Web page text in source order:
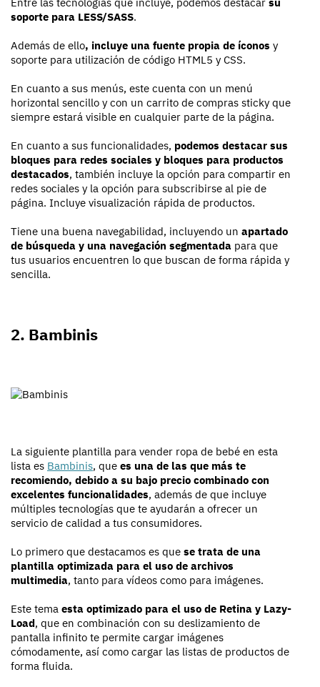
soporte para LESS/SASS.
Además de ello, incluye una fuente propia de íconos y
soporte para utilización de código HTML5 y CSS.
En cuanto a sus menús, este cuenta con un menú
horizontal sencillo y con un carrito de compras sticky que
siempre estará visible en cualquier parte de la página.
En cuanto a sus funcionalidades, podemos destacar sus
bloques para redes sociales y bloques para productos
destacados, también incluye la opción para compartir en
redes sociales y la opción para subscribirse al pie de
página. Incluye visualización rápida de productos.
Tiene una buena navegabilidad, incluyendo un apartado
de búsqueda y una navegación segmentada para que
tus usuarios encuentren lo que buscan de forma rápida y
sencilla.
2. Bambinis
La siguiente plantilla para vender ropa de bebé en esta
lista es Bambinis, que es una de las que más te
recomiendo, debido a su bajo precio combinado con
excelentes funcionalidades, además de que incluye
múltiples tecnologías que te ayudarán a ofrecer un
servicio de calidad a tus consumidores.
Lo primero que destacamos es que se trata de una
plantilla optimizada para el uso de archivos
multimedia, tanto para vídeos como para imágenes.
Este tema esta optimizado para el uso de Retina y Lazy-
Load, que en combinación con su deslizamiento de
pantalla infinito te permite cargar imágenes
cómodamente, así como cargar las listas de productos de
forma fluida.